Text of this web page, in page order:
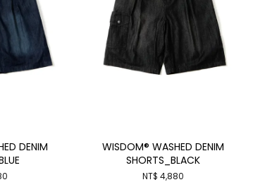
DENIM
WISDOM® WASHED DENIM
SHORTS_BLACK
NT$ 4,880